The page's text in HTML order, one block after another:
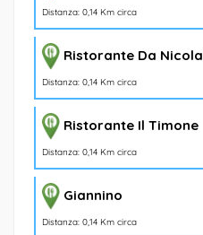
Distanza: 0,14 Km circa
Ristorante Da Nicola
Distanza: 0,14 Km circa
Ristorante Il Timone
Distanza: 0,14 Km circa
Giannino
Distanza: 0,14 Km circa